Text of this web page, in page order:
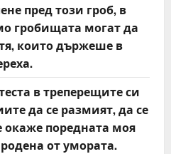
пред този гроб, в
гробищата могат да
които държеше в
в треперещите си
да се размият, да се
окаже поредната моя
от умората.